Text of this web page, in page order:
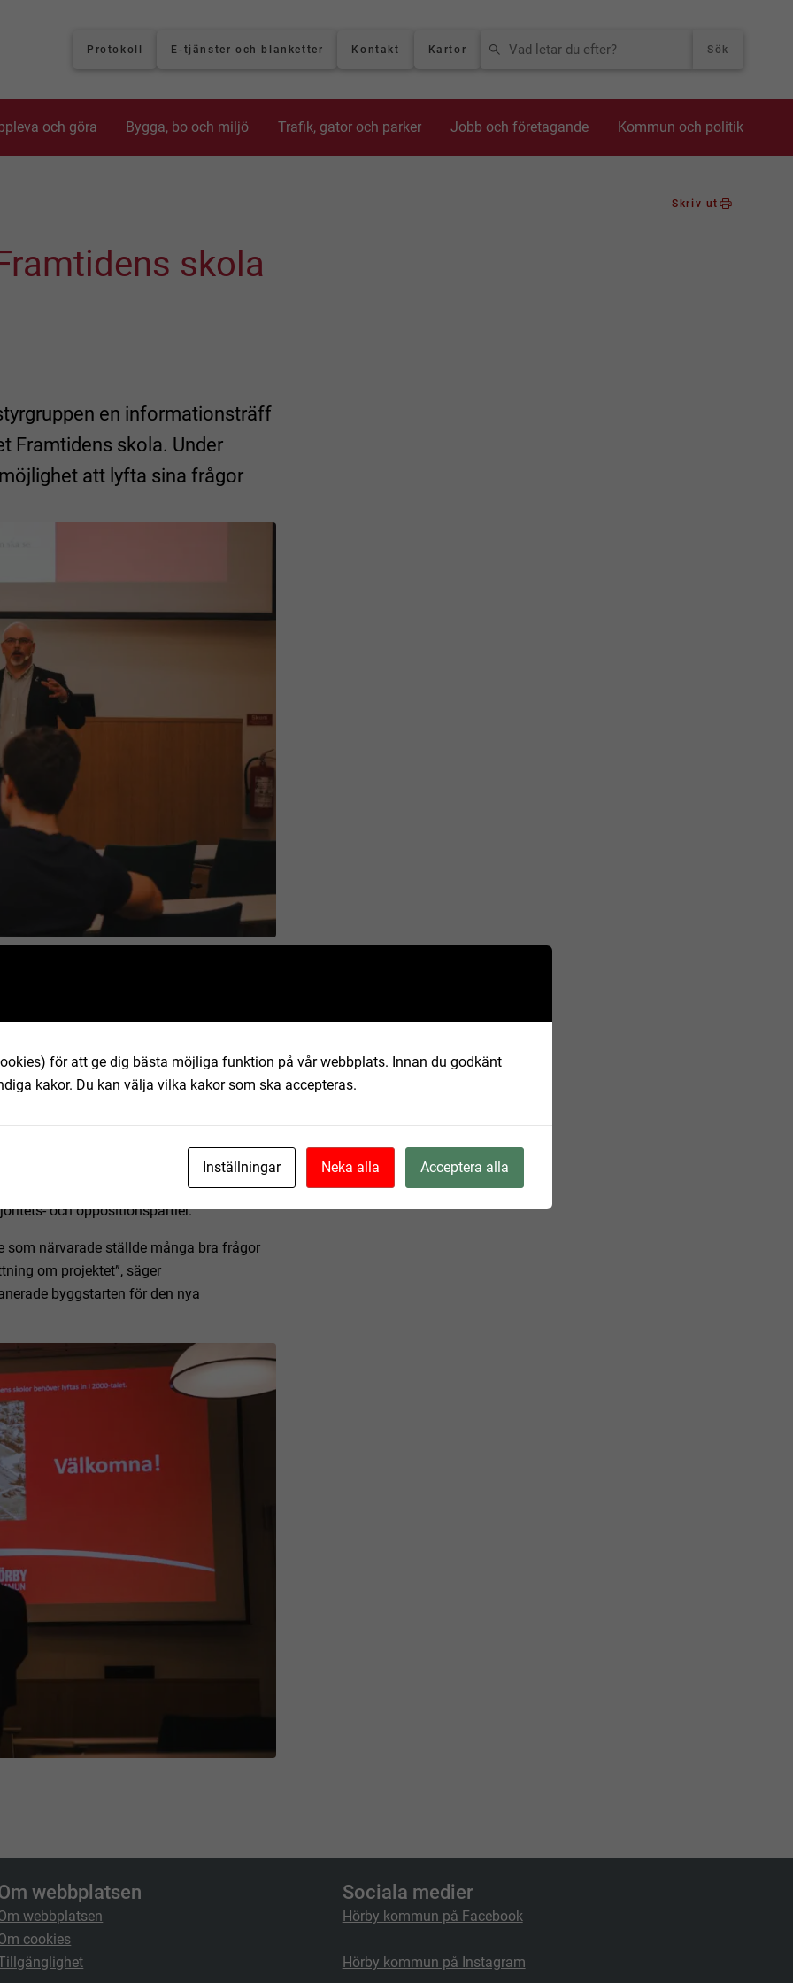
Protokoll E-tjänster och blanketter Kontakt Kartor Sök
och göra Bygga, bo och miljö Trafik, gator och parker Jobb och företagande Kommun och politik
Skriv ut
skola
en informationsträff
Framtidens skola. Under
att lyfta sina frågor
ordförande, presenterade projektet
skolutredningen som genomfördes
kapacitetsutredningar och flertalet
fick ställa sina frågor direkt till den
varför man vill bygga en stor skola för
befolkningstillväxt med närmare 400
att projektet Framtidens skola är
något som speglas i den politiska
och oppositionspartier.
som närvarade ställde många bra frågor
om projektet”, säger
byggstarten för den nya
webbplatsen
webbplatsen
cookies
Sociala medier
Hörby kommun på Facebook
Hörby kommun på Instagram
för att ge dig bästa möjliga funktion på vår webbplats. Innan du godkänt
kakor. Du kan välja vilka kakor som ska accepteras.
Inställningar Neka alla Acceptera alla